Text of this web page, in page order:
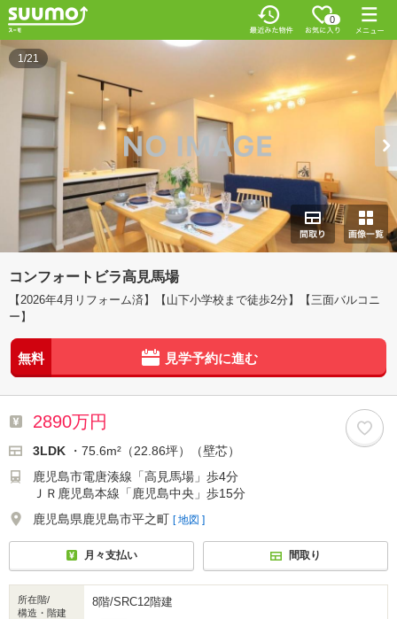
0
1/21
コンフォートビラ高見馬場
【2026年4月リフォーム済】【山下小学校まで徒歩2分】【三面バルコニ
ー】
無料 見学予約に進む
2890万円
3LDK
・75.6m²（22.86坪）（壁芯）
鹿児島市電唐湊線「高見馬場」歩4分
ＪＲ鹿児島本線「鹿児島中央」歩15分
鹿児島県鹿児島市平之町 [ 地図 ]
月々支払い 間取り
所在階/
構造・階建
8階/SRC12階建